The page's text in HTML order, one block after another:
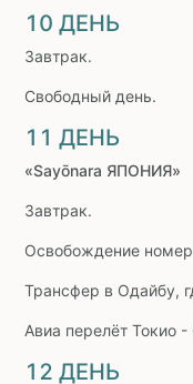
10 ДЕНЬ
Завтрак.
Свободный день.
11 ДЕНЬ
«Sayōnara ЯПОНИЯ»
Завтрак.
Освобождение
Трансфер в Одайбу,
Авиа перелёт Токио
12 ДЕНЬ